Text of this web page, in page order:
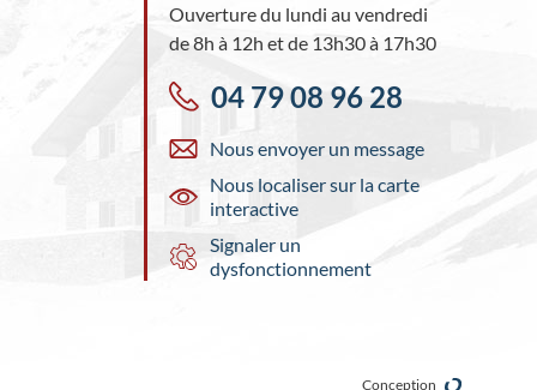
Ouverture du lundi au vendredi
de 8h à 12h et de 13h30 à 17h30
04 79 08 96 28
Nous envoyer un message
Nous localiser sur la carte
interactive
Signaler un
dysfonctionnement
Conception